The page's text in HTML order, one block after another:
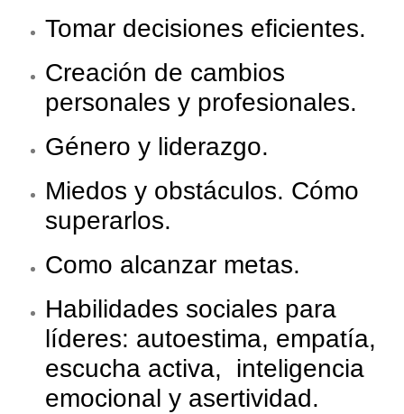
Tomar decisiones eficientes.
Creación de cambios
personales y profesionales.
Género y liderazgo.
Miedos y obstáculos. Cómo
superarlos.
Como alcanzar metas.
Habilidades sociales para
líderes: autoestima, empatía,
escucha activa, inteligencia
emocional y asertividad.